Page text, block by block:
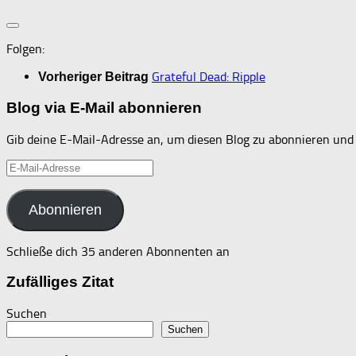
Folgen:
Vorheriger Beitrag Grateful Dead: Ripple
Blog via E-Mail abonnieren
Gib deine E-Mail-Adresse an, um diesen Blog zu abonnieren
E-
Mail-
Adresse
Abonnieren
Schließe dich 35 anderen Abonnenten an
Zufälliges Zitat
Suchen
Suchen